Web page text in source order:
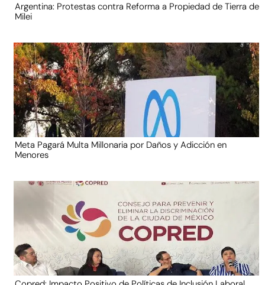
Argentina: Protestas contra Reforma a Propiedad de Tierra de
Milei
Meta Pagará Multa Millonaria por Daños y Adicción en
Menores